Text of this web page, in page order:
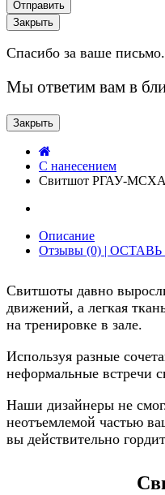
Закрыть
Спасибо за ваше письмо.
Мы ответим вам в
Закрыть
C нанесением
Свитшот РГАУ-
Описание
Отзывы (0) |
Свитшоты давно
движений, а легкая
на тренировке в зале.
Используя разные
неформальные встречи
Наши дизайнеры не
неотъемлемой частью
вы действительно